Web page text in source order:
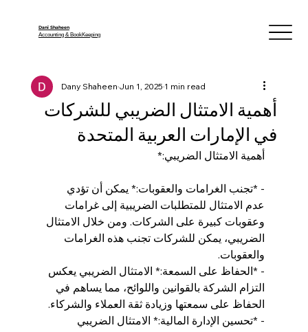
Dani Shaheen
Accounting & BookKeeping
أهمية الامتثال الضريبي للشركات
في الإمارات العربية المتحدة
Dany ShaheenJun 1, 20251 min read
أهمية الامتثال الضريبي:*
- *تجنب الغرامات والعقوبات:* يمكن أن تؤدي
عدم الامتثال للمتطلبات الضريبية إلى غرامات
وعقوبات كبيرة على الشركات. ومن خلال الامتثال
الضريبي، يمكن للشركات تجنب هذه الغرامات
والعقوبات.
- *الحفاظ على السمعة:* الامتثال الضريبي يعكس
التزام الشركة بالقوانين واللوائح، مما يساهم في
الحفاظ على سمعتها وزيادة ثقة العملاء والشركاء.
- *تحسين الإدارة المالية:* الامتثال الضريبي